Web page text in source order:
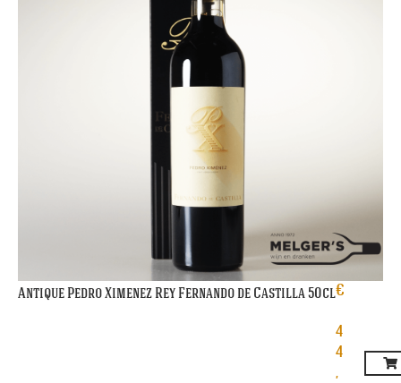
Antique Pedro Ximenez Rey Fernando de Castilla 50cl€
4
4
,